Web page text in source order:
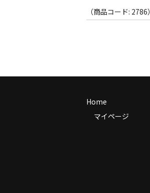
（商品コード: 2786）
Home
マイページ